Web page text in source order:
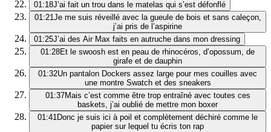
01:18J’ai fait un trou dans le matelas qui s’est défonflé
01:21Je me suis réveillé avec la gueule de bois et sans caleçon,
j’ai pris de l’aspirine
01:25J’ai des Air Max faits en autruche dans mon dressing
01:28Et le swoosh est en peau de rhinocéros, d’opossum, de
girafe et de dauphin
01:32Un pantalon Dockers assez large pour mes couilles avec
une montre Swatch et des sneakers
01:37Mais c’est comme être trop entraîné avec toutes ces
baskets, j’ai oublié de mettre mon boxer
01:41Donc je suis ici à poil et complètement déchiré comme le
papier sur lequel tu écris ton rap